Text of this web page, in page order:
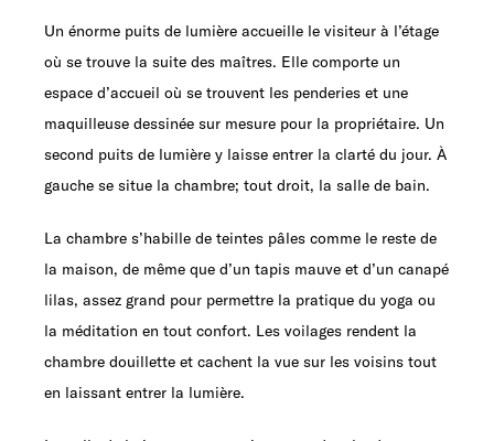
Un énorme puits de lumière accueille le visiteur à l’étage
où se trouve la suite des maîtres. Elle comporte un
espace d’accueil où se trouvent les penderies et une
maquilleuse dessinée sur mesure pour la propriétaire. Un
second puits de lumière y laisse entrer la clarté du jour. À
gauche se situe la chambre; tout droit, la salle de bain.
La chambre s’habille de teintes pâles comme le reste de
la maison, de même que d’un tapis mauve et d’un canapé
lilas, assez grand pour permettre la pratique du yoga ou
la méditation en tout confort. Les voilages rendent la
chambre douillette et cachent la vue sur les voisins tout
en laissant entrer la lumière.